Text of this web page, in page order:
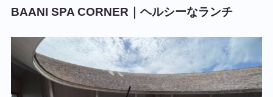
BAANI SPA CORNER｜ヘルシーなランチ